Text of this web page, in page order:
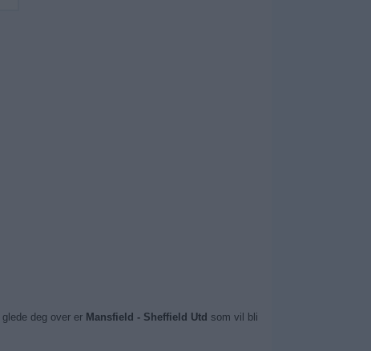
deg over er Mansfield - Sheffield Utd som vil bli